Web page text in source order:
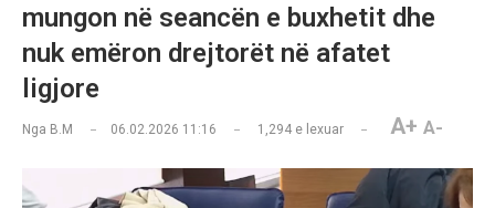
mungon në seancën e buxhetit dhe
nuk emëron drejtorët në afatet
ligjore
Nga B.M 06.02.2026 11:16 1,294 e lexuar A+ A-